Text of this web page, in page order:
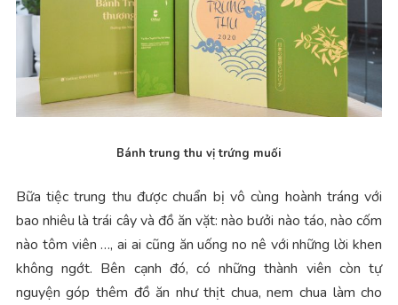
Bánh trung thu vị trứng muối
Bữa tiệc trung thu được chuẩn bị vô cùng hoành tráng với
bao nhiêu là trái cây và đồ ăn vặt: nào bưởi nào táo, nào cốm
nào tôm viên …, ai ai cũng ăn uống no nê với những lời khen
không ngớt. Bên cạnh đó, có những thành viên còn tự
nguyện góp thêm đồ ăn như thịt chua, nem chua làm cho